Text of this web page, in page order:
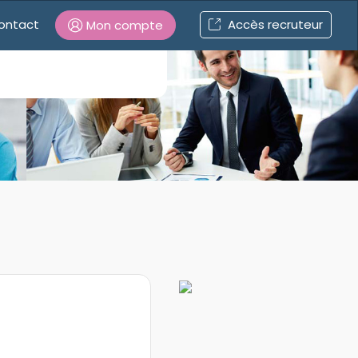
Mon compte Accès recruteur
Connexion
Mot de passe oublié ?
Se connecter avec LinkedIn